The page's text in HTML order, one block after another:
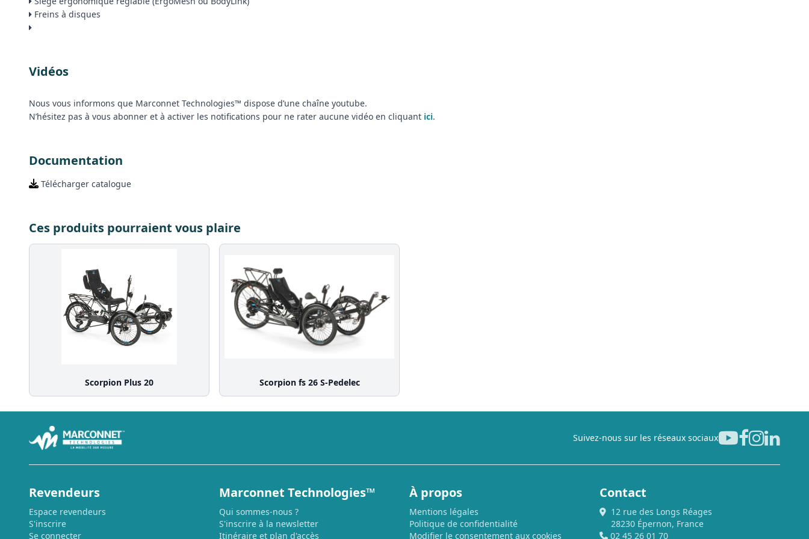
Freins à disques
Vidéos
Nous vous informons que Marconnet Technologies™ dispose d’une chaîne youtube.
N’hésitez pas à vous abonner et à activer les notifications pour ne rater aucune vidéo en cliquant ici.
Documentation
Télécharger catalogue
Ces produits pourraient vous plaire
Scorpion Plus 20 Scorpion fs 26 S-Pedelec
Suivez-nous sur les réseaux sociaux
Revendeurs
Espace revendeurs
S'inscrire
Se connecter
Marconnet Technologies™
Qui sommes-nous ?
S'inscrire à la newsletter
Itinéraire et plan d'accès
À propos
Mentions légales
Politique de confidentialité
Modifier le consentement aux cookies
Contact
12 rue des Longs Réages
28230 Épernon, France
02 45 26 01 70